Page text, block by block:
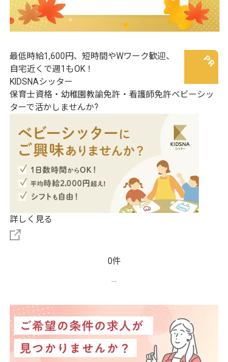
最低時給1,600円、短時間やWワーク歓迎、
自宅近くで週1もOK！
KIDSNAシッター
保育士資格・幼稚園教諭免許・看護師免許ベビーシッ
ターで活かしませんか?
詳しく見る
0件